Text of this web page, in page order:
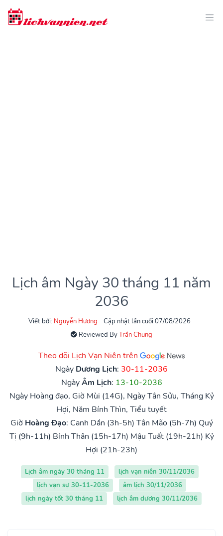
Lịch âm Ngày 30 tháng 11 năm
2036
Viết bởi: Nguyễn Hương
Cập nhật lần cuối 07/08/2026
Reviewed ByTrần Chung
Theo dõi Lịch Vạn Niên trên
Ngày Dương Lịch: 30-11-2036
NgàyÂm Lịch: 13-10-2036
Ngày Hoàng đạo, Giờ Mùi (14G), Ngày Tân Sửu, Tháng Kỷ
Hợi, Năm Bính Thìn, Tiểu tuyết
Giờ Hoàng Đạo: Canh Dần (3h-5h) Tân Mão (5h-7h) Quý
Tị (9h-11h) Bính Thân (15h-17h) Mậu Tuất (19h-21h) Kỷ
Hợi (21h-23h)
Lịch âm ngày 30 tháng 11
lịch vạn niên 30/11/2036
lịch vạn sự 30-11-2036
âm lịch 30/11/2036
lịch ngày tốt 30 tháng 11
lịch âm dương 30/11/2036